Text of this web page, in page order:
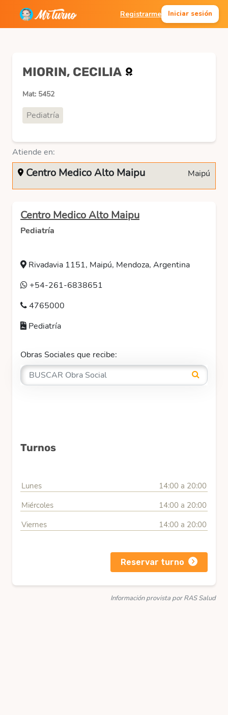
Registrarme Iniciar sesión
MIORIN, CECILIA
Mat: 5452
Pediatría
Atiende en:
Centro Medico Alto Maipu Maipú
Centro Medico Alto Maipu
Pediatría
Rivadavia 1151, Maipú, Mendoza, Argentina
+54-261-6838651
4765000
Pediatría
Obras Sociales que recibe:
Turnos
Lunes
14:00 a 20:00
Miércoles
14:00 a 20:00
Viernes
14:00 a 20:00
Reservar turno
Información provista por RAS Salud